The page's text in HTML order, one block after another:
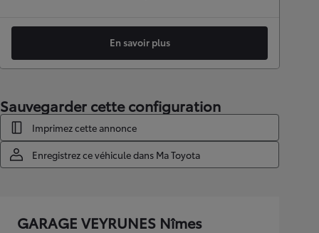
En savoir plus
Sauvegarder cette configuration
Imprimez cette annonce
Enregistrez ce véhicule dans Ma Toyota
GARAGE VEYRUNES Nîmes